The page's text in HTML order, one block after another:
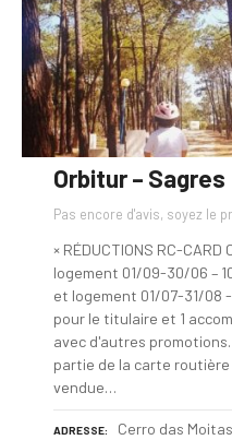
Orbitur – Sagres
Pas encore d'avis, soyez le
× RÉDUCTIONS RC-
logement 01/09-30/06 –
et logement 01/07-31/08
pour le titulaire et 1
avec d'autres
partie de la carte
vendue…
ADRESSE Cerro das